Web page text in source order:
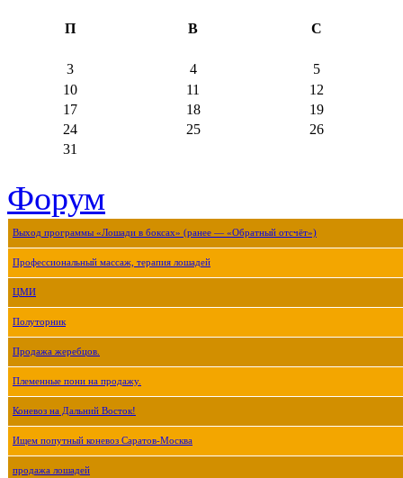
П В С
3 4
5
10
11
12
17
18
19
24
25
26
31
Форум
Выход программы «Лошади в боксах» (ранее — «Обратный отсчёт»)
Профессиональный массаж, терапия лошадей
ЦМИ
Полуторник
Продажа жеребцов.
Племенные пони на продажу.
Коневоз на Дальний Восток!
Ищем попутный коневоз Саратов-Москва
продажа лошадей